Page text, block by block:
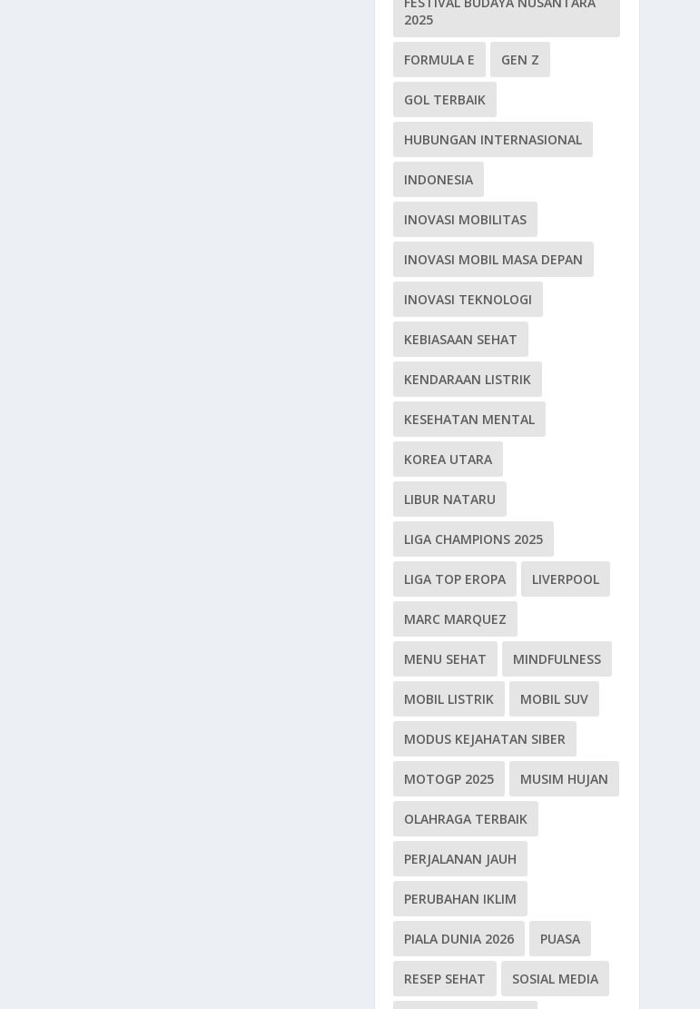
2025
FORMULA E GEN Z
GOL TERBAIK
HUBUNGAN INTERNASIONAL
INDONESIA
INOVASI MOBILITAS
INOVASI MOBIL MASA DEPAN
INOVASI TEKNOLOGI
KEBIASAAN SEHAT
KENDARAAN LISTRIK
KESEHATAN MENTAL
KOREA UTARA
LIBUR NATARU
LIGA CHAMPIONS 2025
LIGA TOP EROPA LIVERPOOL
MARC MARQUEZ
MENU SEHAT MINDFULNESS
MOBIL LISTRIK MOBIL SUV
MODUS KEJAHATAN SIBER
MOTOGP 2025 MUSIM HUJAN
OLAHRAGA TERBAIK
PERJALANAN JAUH
PERUBAHAN IKLIM
PIALA DUNIA 2026 PUASA
RESEP SEHAT SOSIAL MEDIA